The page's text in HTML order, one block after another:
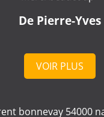
VOIR PLUS
bonnevay 54000